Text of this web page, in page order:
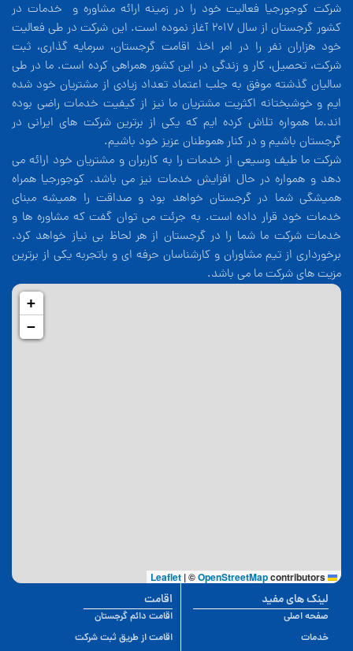
شرکت کوجورجیا فعالیت خود را در زمینه ارائه مشاوره و خدمات در
کشور گرجستان از سال 2017 آغاز نموده است. این شرکت در طی فعالیت
خود هزاران نفر را در امر اخذ اقامت گرجستان، سرمایه گذاری، ثبت
شرکت، تحصیل، کار و زندگی در این کشور همراهی کرده است. ما در طی
سالیان گذشته موفق به جلب اعتماد تعداد زیادی از مشتریان خود شده
ایم و خوشبختانه اکثریت مشتریان ما نیز از کیفیت خدمات راضی بوده
اند.ما همواره تلاش کرده ایم که یکی از برترین شرکت های ایرانی در
گرجستان باشیم و در کنار هموطنان عزیز خود باشیم.
شرکت ما طیف وسیعی از خدمات را به کاربران و مشتریان خود ارائه می
دهد و همواره در حال افزایش خدمات نیز می باشد. کوجورجیا همراه
همیشگی شما در گرجستان خواهد بود و صداقت را همیشه مبنای
خدمات خود قرار داده است. به جرئت می توان گفت که مشاوره ها و
خدمات شرکت ما شما را در گرجستان از هر لحاظ بی نیاز خواهد کرد.
برخورداری از تیم مشاوران و کارشناسان حرفه ای و باتجربه یکی از برترین
مزیت های شرکت ما می باشد.
+
−
Leaflet
|©OpenStreetMapcontributors
اقامت
اقامت دائم گرجستان
اقامت از طریق ثبت شرکت
لینک های مفید
صفحه اصلی
خدمات